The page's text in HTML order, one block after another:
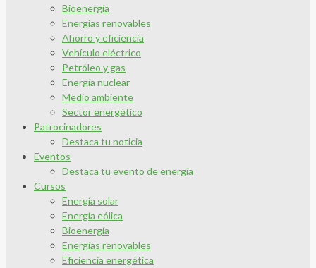
Bioenergía
Energías renovables
Ahorro y eficiencia
Vehículo eléctrico
Petróleo y gas
Energía nuclear
Medio ambiente
Sector energético
Patrocinadores
Destaca tu noticia
Eventos
Destaca tu evento de energía
Cursos
Energía solar
Energía eólica
Bioenergía
Energías renovables
Eficiencia energética